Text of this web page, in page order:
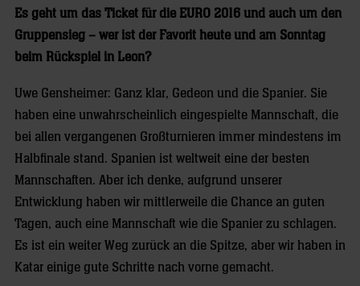
Es geht um das Ticket für die EURO 2016 und auch um den
Gruppensieg – wer ist der Favorit heute und am Sonntag
beim Rückspiel in Leon?
Uwe Gensheimer: Ganz klar, Gedeon und die Spanier. Sie
haben eine unwahrscheinlich eingespielte Mannschaft, die
bei allen vergangenen Großturnieren immer mindestens im
Halbfinale stand. Spanien ist weltweit eine der besten
Mannschaften. Aber ich denke, aufgrund unserer
Entwicklung haben wir mittlerweile die Chance an guten
Tagen, auch eine Mannschaft wie die Spanier zu schlagen.
Es ist ein weiter Weg zurück an die Spitze, aber wir haben in
Katar einige gute Schritte nach vorne gemacht.